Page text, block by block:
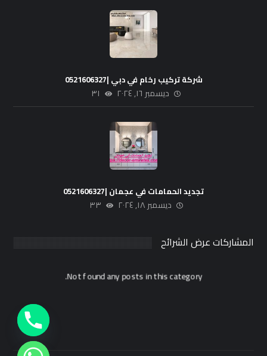
شركة تركيب رخام في دبي |0521606327
ديسمبر ١٦, ٢٠٢٤ ٣١
تجديد الحمامات في عجمان |0521606327
ديسمبر ١٨, ٢٠٢٤ ٣٣
المشاركات عرض الشرائح
Not found any posts in this category.